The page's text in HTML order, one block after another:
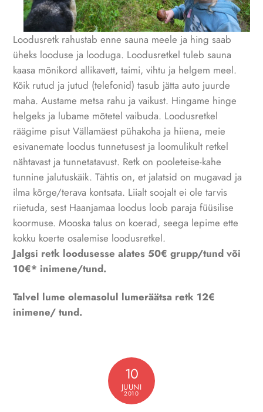
Loodusretk rahustab enne sauna meele ja hing saab
üheks looduse ja looduga. Loodusretkel tuleb sauna
kaasa mõnikord allikavett, taimi, vihtu ja helgem meel.
Kõik rutud ja jutud (telefonid) tasub jätta auto juurde
maha. Austame metsa rahu ja vaikust. Hingame hinge
helgeks ja lubame mõtetel vaibuda. Loodusretkel
räägime pisut Vällamäest pühakoha ja hiiena, meie
esivanemate loodus tunnetusest ja loomulikult retkel
nähtavast ja tunnetatavust. Retk on pooleteise-kahe
tunnine jalutuskäik. Tähtis on, et jalatsid on mugavad ja
ilma kõrge/terava kontsata. Liialt soojalt ei ole tarvis
riietuda, sest Haanjamaa loodus loob paraja füüsilise
koormuse. Mooska talus on koerad, seega lepime ette
kokku koerte osalemise loodusretkel.
Jalgsi retk loodusesse alates 50€ grupp/tund või
10€* inimene/tund.
Talvel lume olemasolul lumeräätsa retk 12€
inimene/ tund.
10
JUUNI
2010